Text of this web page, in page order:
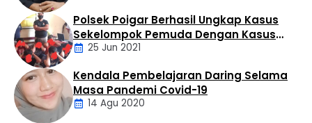
Artikel
Daerah
Polsek Poigar Berhasil Ungkap Kasus
Sekelompok Pemuda Dengan Kasus
Pencabulan
25 Jun 2021
Kendala Pembelajaran Daring Selama
Masa Pandemi Covid-19
14 Agu 2020